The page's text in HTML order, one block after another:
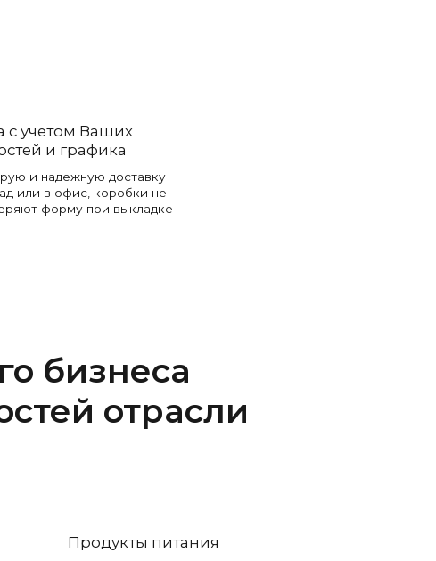
с учетом Ваших
и графика
и надежную доставку
или в офис, коробки не
форму при выкладке
бизнеса
отрасли
Продукты питания